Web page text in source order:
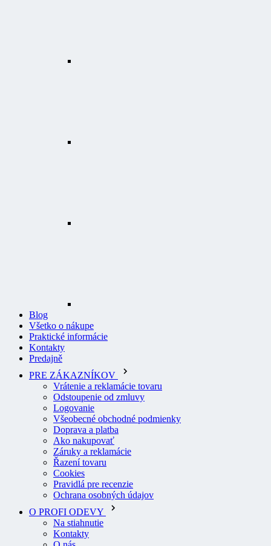
Všetko o nákupe
Praktické informácie
Kontakty
Predajně
PRE ZÁKAZNÍKOV
Vrátenie a reklamácie tovaru
Odstoupenie od zmluvy
Logovanie
Všeobecné obchodné podmienky
Doprava a platba
Ako nakupovať
Záruky a reklamácie
Řazení tovaru
Cookies
Pravidlá pre recenzie
Ochrana osobných údajov
O PROFI ODEVY
Na stiahnutie
Kontakty
O nás
Naše značky